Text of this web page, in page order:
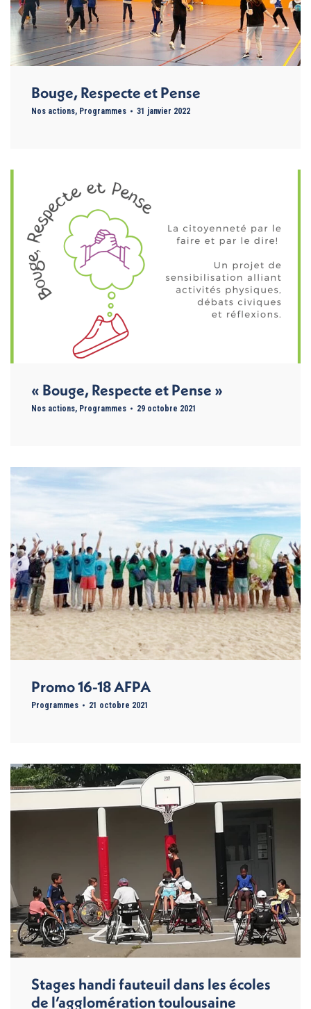
Bouge, Respecte et Pense
Nos actions, Programmes 31 janvier 2022
« Bouge, Respecte et Pense »
Nos actions, Programmes 29 octobre 2021
Promo 16-18 AFPA
Programmes 21 octobre 2021
Stages handi fauteuil dans les écoles
de l’agglomération toulousaine